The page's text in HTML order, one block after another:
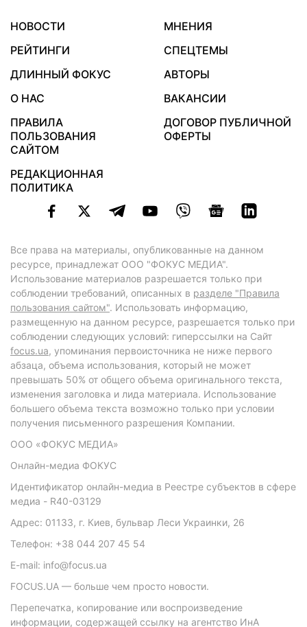
НОВОСТИ
МНЕНИЯ
РЕЙТИНГИ
СПЕЦТЕМЫ
ДЛИННЫЙ ФОКУС
АВТОРЫ
О НАС
ВАКАНСИИ
ПРАВИЛА
ПОЛЬЗОВАНИЯ
САЙТОМ
ДОГОВОР ПУБЛИЧНОЙ
ОФЕРТЫ
РЕДАКЦИОННАЯ
ПОЛИТИКА
Все права на материалы, опубликованные на данном
ресурсе, принадлежат ООО "ФОКУС МЕДИА".
Использование материалов разрешается только при
соблюдении требований, описанных в разделе "Правила
пользования сайтом". Использовать информацию,
размещенную на данном ресурсе, разрешается только при
соблюдении следующих условий: гиперссылки на Сайт
focus.ua, упоминания первоисточника не ниже первого
абзаца, объема использования, который не может
превышать 50% от общего объема оригинального текста,
изменения заголовка и лида материала. Использование
большего объема текста возможно только при условии
получения письменного разрешения Компании.
ООО «ФОКУС МЕДИА»
Онлайн-медиа ФОКУС
Идентификатор онлайн-медиа в Реестре субъектов в сфере
медиа - R40-03129
Адрес: 01133, г. Киев, бульвар Леси Украинки, 26
Телефон: +38 044 207 45 54
E-mail: info@focus.ua
FOCUS.UA — больше чем просто новости.
Перепечатка, копирование или воспроизведение
информации, содержащей ссылку на агентство ИнА